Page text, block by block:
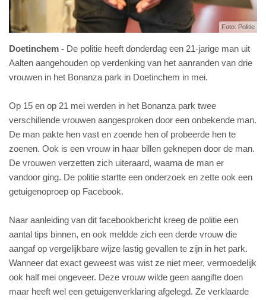
Foto: Politie
Doetinchem
De politie heeft donderdag een 21-jarige man uit
Aalten aangehouden op verdenking van het aanranden van drie
vrouwen in het Bonanza park in Doetinchem in mei.
Op 15 en op 21 mei werden in het Bonanza park twee
verschillende vrouwen aangesproken door een onbekende man.
De man pakte hen vast en zoende hen of probeerde hen te
zoenen. Ook is een vrouw in haar billen geknepen door de man.
De vrouwen verzetten zich uiteraard, waarna de man er
vandoor ging. De politie startte een onderzoek en zette ook een
getuigenoproep op Facebook.
Naar aanleiding van dit facebookbericht kreeg de politie een
aantal tips binnen, en ook meldde zich een derde vrouw die
aangaf op vergelijkbare wijze lastig gevallen te zijn in het park.
Wanneer dat exact geweest was wist ze niet meer, vermoedelijk
ook half mei ongeveer. Deze vrouw wilde geen aangifte doen
maar heeft wel een getuigenverklaring afgelegd. Ze verklaarde